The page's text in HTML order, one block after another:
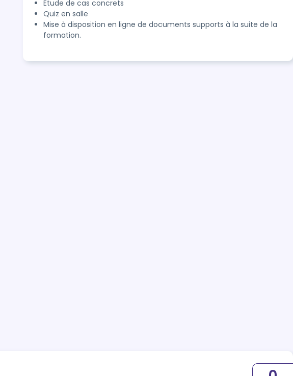
Etude de cas concrets
Quiz en salle
Mise à disposition en ligne de documents supports à la suite de la
formation.